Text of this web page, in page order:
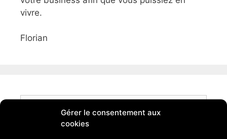
Gérer le consentement aux
cookies
vivre.
Florian
Rechercher :